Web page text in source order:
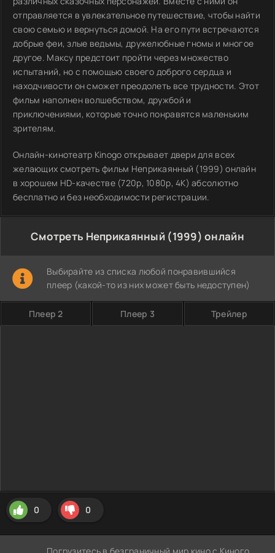
отправляется в увлекательное путешествие, чтобы найти
свою семью и вернуться домой. На его пути встречаются
добрые феи, злые ведьмы, дружелюбные гномы и многое
другое. Максу предстоит пройти через множество
испытаний, но с помощью своего доброго сердца и
находчивости он сможет преодолеть все трудности. Этот
фильм наполнен волшебством, дружбой и
приключениями, которые точно понравятся маленьким
зрителям.
Онлайн-кинотеатр Kinogo открывает двери для всех
желающих смотреть фильм Неприкаянный (1999) онлайн
в хорошем HD-качестве (720p, 1080p, 4K) абсолютно
бесплатно и без необходимости регистрации.
Смотреть Неприкаянный (1999) онлайн
Выбирайте из списка любой понравившийся
плеер (какой-то из них может быть недоступен)
Плеер 2 Плеер 3 Трейлер
0 0